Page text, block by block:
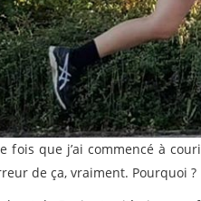
fois que j’ai commencé à
de ça, vraiment. Pourquoi ?